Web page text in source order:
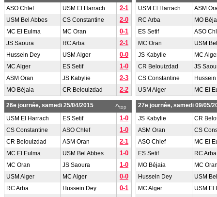
ASO Chlef
USM El Harrach 2-1
USM Bel Abbes CS Constantine 2-0
MC El Eulma MC Oran 0-1
JS Saoura RC Arba 2-1
Hussein Dey USM Alger 0-0
MC Alger ES Setif 1-0
ASM Oran JS Kabylie 2-3
MO Béjaia CR Belouizdad 2-2
USM El Harrach
ASM
RC Arba
MO
ES Setif
ASO
MC Oran
USM
JS Kabylie
MC
CR Belouizdad
JS
CS Constantine
USM Alger
MC El
^top
26e journée, samedi 25/04/2015
USM El Harrach
ES Setif 1-0
CS Constantine ASO Chlef 1-0
CR Belouizdad ASM Oran 2-1
MC El Eulma USM Bel Abbes 1-0
MC Oran JS Saoura 1-0
USM Alger MC Alger 0-0
RC Arba Hussein Dey 0-1
27e journée, samedi 09/05/
JS Kabylie
CR
ASM Oran
CS
ASO Chlef
MC El
ES Setif
RC Arba
MO Béjaia
MC
Hussein Dey
USM
MC Alger
USM El